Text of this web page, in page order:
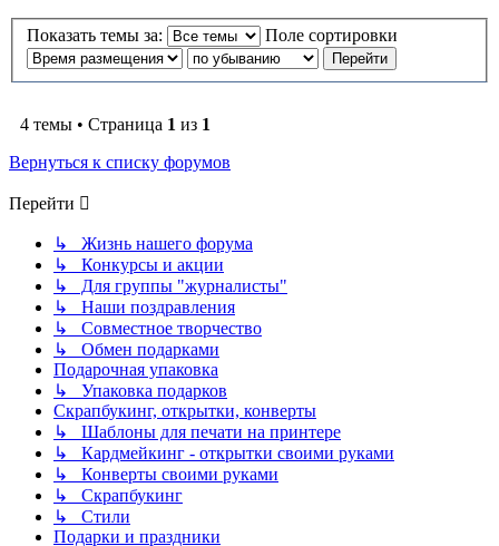
Показать темы за: Поле сортировки
4 темы • Страница 1 из 1
Вернуться к списку форумов
Перейти
↳ Жизнь нашего форума
↳ Конкурсы и акции
↳ Для группы "журналисты"
↳ Наши поздравления
↳ Совместное творчество
↳ Обмен подарками
Подарочная упаковка
↳ Упаковка подарков
Скрапбукинг, открытки, конверты
↳ Шаблоны для печати на принтере
↳ Кардмейкинг - открытки своими руками
↳ Конверты своими руками
↳ Скрапбукинг
↳ Стили
Подарки и праздники